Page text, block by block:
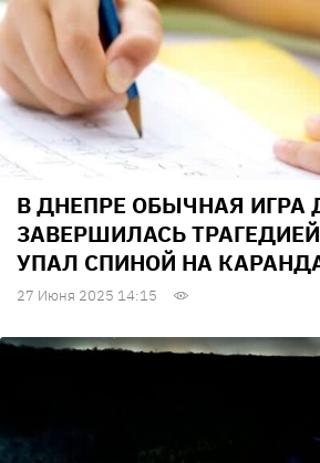
В ДНЕПРЕ ОБЫЧНАЯ ИГРА
ЗАВЕРШИЛАСЬ
УПАЛ СПИНОЙ НА
27 Июня 2025 14:15